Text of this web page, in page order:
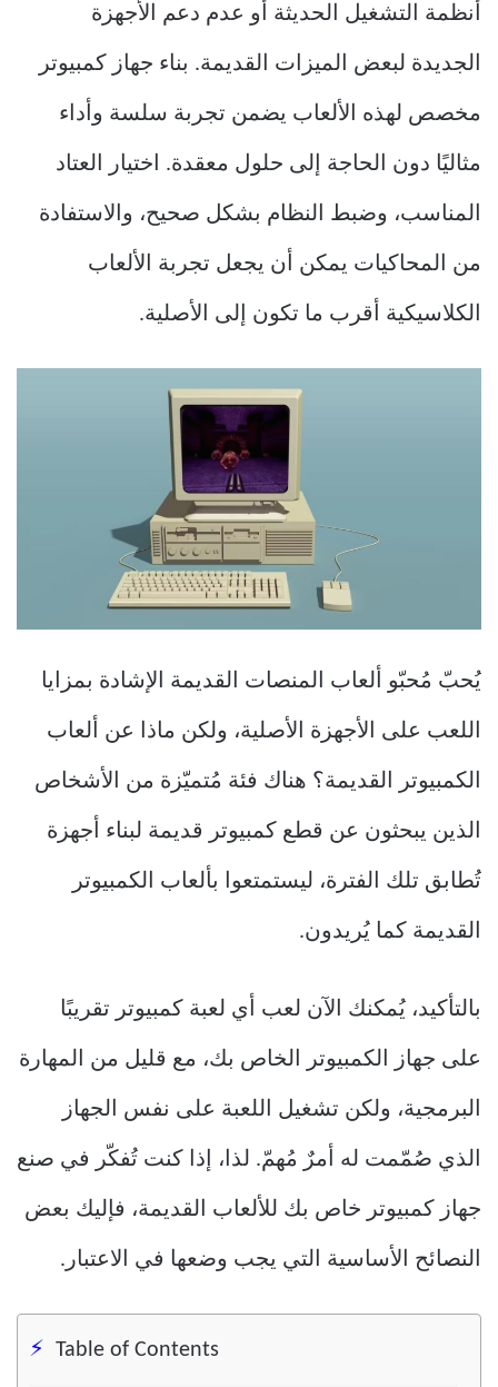
أنظمة التشغيل الحديثة أو عدم دعم الأجهزة
الجديدة لبعض الميزات القديمة. بناء جهاز كمبيوتر
مخصص لهذه الألعاب يضمن تجربة سلسة وأداء
مثاليًا دون الحاجة إلى حلول معقدة. اختيار العتاد
المناسب، وضبط النظام بشكل صحيح، والاستفادة
من المحاكيات يمكن أن يجعل تجربة الألعاب
الكلاسيكية أقرب ما تكون إلى الأصلية.
يُحبّ مُحبّو ألعاب المنصات القديمة الإشادة بمزايا
اللعب على الأجهزة الأصلية، ولكن ماذا عن ألعاب
الكمبيوتر القديمة؟ هناك فئة مُتميّزة من الأشخاص
الذين يبحثون عن قطع كمبيوتر قديمة لبناء أجهزة
تُطابق تلك الفترة، ليستمتعوا بألعاب الكمبيوتر
القديمة كما يُريدون.
بالتأكيد، يُمكنك الآن لعب أي لعبة كمبيوتر تقريبًا
على جهاز الكمبيوتر الخاص بك، مع قليل من المهارة
البرمجية، ولكن تشغيل اللعبة على نفس الجهاز
الذي صُمّمت له أمرٌ مُهمّ. لذا، إذا كنت تُفكّر في صنع
جهاز كمبيوتر خاص بك للألعاب القديمة، فإليك بعض
النصائح الأساسية التي يجب وضعها في الاعتبار.
Table of Contents